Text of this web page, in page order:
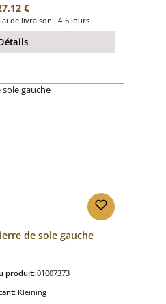
régulier :
€
de livraison : 4-6 jours
de sole gauche
produit: 01007373
Kleining